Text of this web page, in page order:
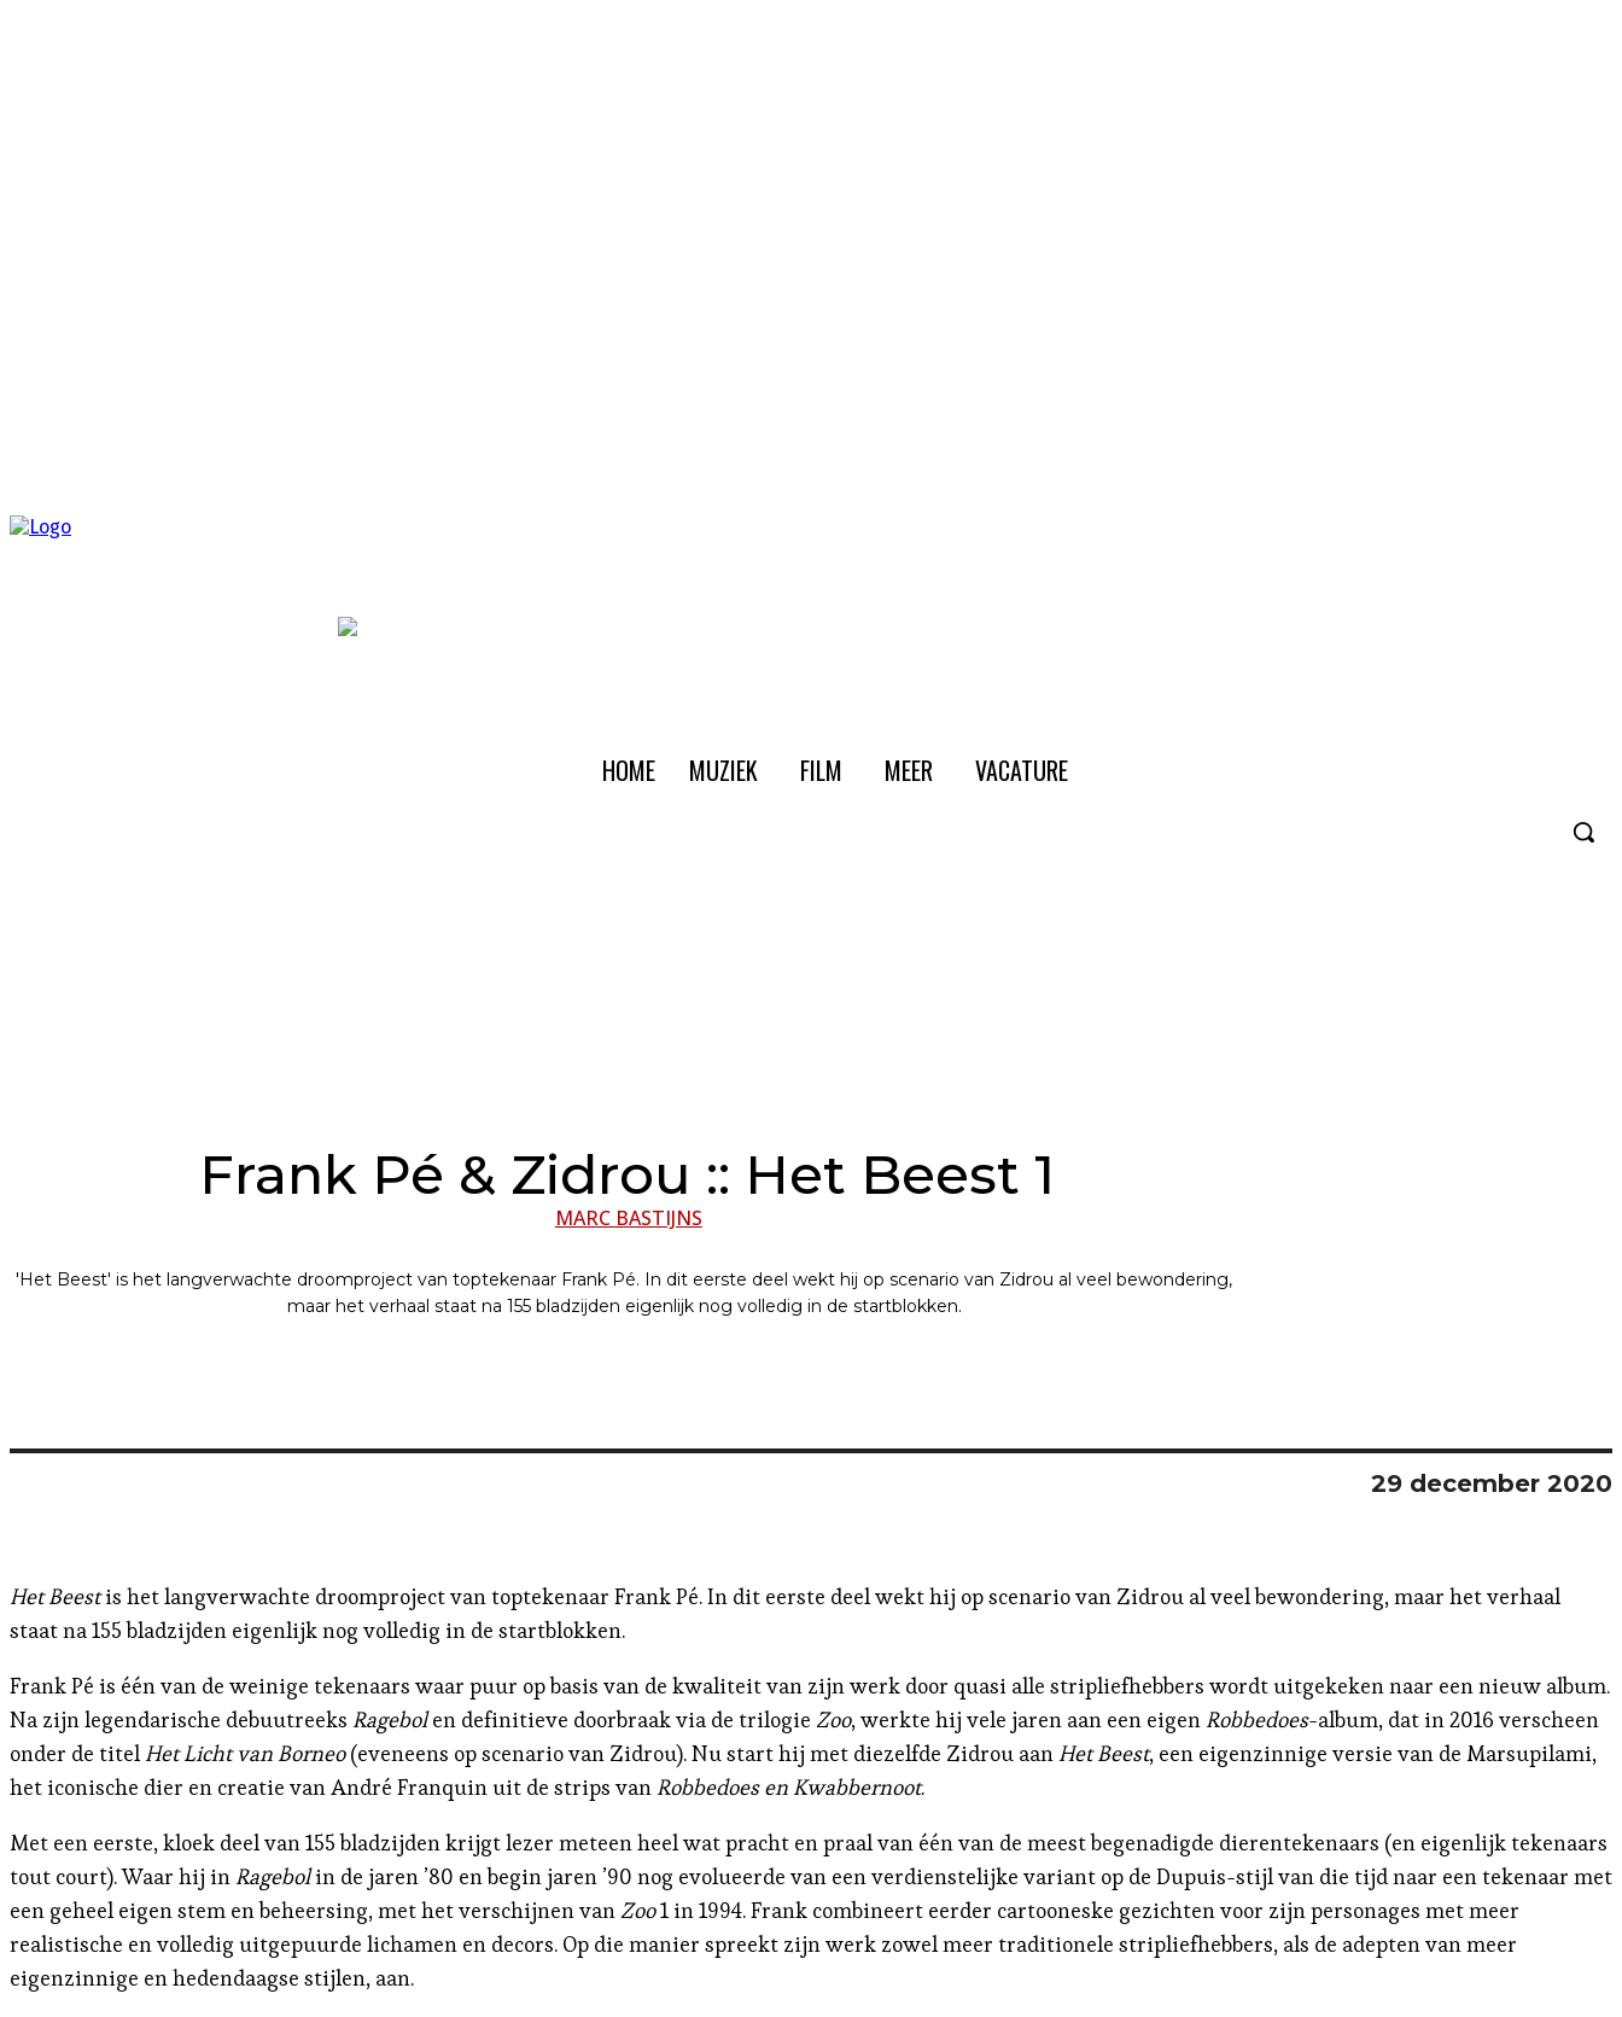
HOME MUZIEK FILM MEER VACATURE
Frank Pé & Zidrou :: Het Beest 1
MARC BASTIJNS
'Het Beest' is het langverwachte droomproject van toptekenaar Frank Pé. In dit eerste deel wekt hij op scenario van Zidrou al veel bewondering,
maar het verhaal staat na 155 bladzijden eigenlijk nog volledig in de startblokken.
29 december 2020
Het Beestis het langverwachte droomproject van toptekenaar Frank Pé. In dit eerste deel wekt hij op scenario van Zidrou al veel bewondering, maar het verhaal
staat na 155 bladzijden eigenlijk nog volledig in de startblokken.
Frank Pé is één van de weinige tekenaars waar puur op basis van de kwaliteit van zijn werk door quasi alle stripliefhebbers wordt uitgekeken naar een nieuw album.
Na zijn legendarische debuutreeks Ragebolen definitieve doorbraak via de trilogie Zoo, werkte hij vele jaren aan een eigen Robbedoes-album, dat in 2016 verscheen
onder de titelHet Licht van Borneo(eveneens op scenario van Zidrou). Nu start hij met diezelfde Zidrou aanHet Beest, een eigenzinnige versie van de Marsupilami,
het iconische dier en creatie van André Franquin uit de strips van Robbedoes en Kwabbernoot.
Met een eerste, kloek deel van 155 bladzijden krijgt lezer meteen heel wat pracht en praal van één van de meest begenadigde dierentekenaars (en eigenlijk tekenaars
tout court). Waar hij in Ragebolin de jaren ’80 en begin jaren ’90 nog evolueerde van een verdienstelijke variant op de Dupuis-stijl van die tijd naar een tekenaar met
een geheel eigen stem en beheersing, met het verschijnen vanZoo1 in 1994. Frank combineert eerder cartooneske gezichten voor zijn personages met meer
realistische en volledig uitgepuurde lichamen en decors. Op die manier spreekt zijn werk zowel meer traditionele stripliefhebbers, als de adepten van meer
eigenzinnige en hedendaagse stijlen, aan.